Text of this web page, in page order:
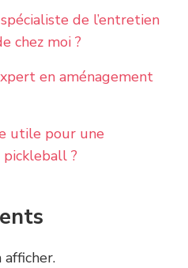
de l’entretien
chez moi ?
en aménagement
utile pour une
?